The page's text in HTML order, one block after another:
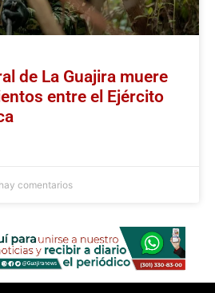
de La Guajira muere
entre el Ejército
comentarios